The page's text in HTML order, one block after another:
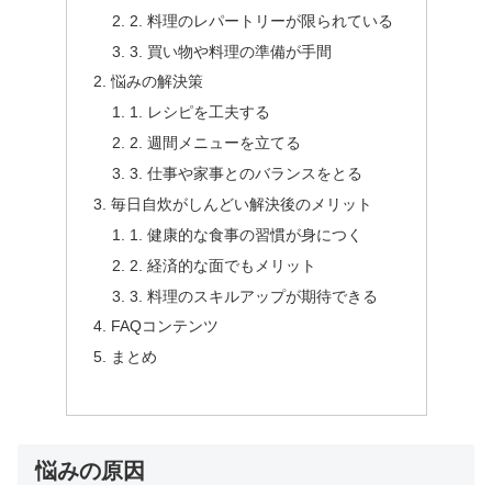
2. 料理のレパートリーが限られている
3. 買い物や料理の準備が手間
悩みの解決策
1. レシピを工夫する
2. 週間メニューを立てる
3. 仕事や家事とのバランスをとる
毎日自炊がしんどい解決後のメリット
1. 健康的な食事の習慣が身につく
2. 経済的な面でもメリット
3. 料理のスキルアップが期待できる
FAQコンテンツ
まとめ
悩みの原因